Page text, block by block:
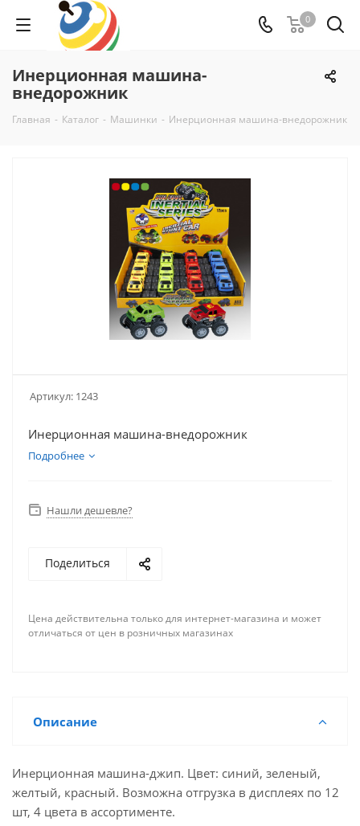
0
Инерционная машина-
внедорожник
Главная - Каталог - Машинки - Инерционная машина-внедорожник
Артикул: 1243
Инерционная машина-внедорожник
Подробнее
Нашли дешевле?
Поделиться
Цена действительна только для интернет-магазина и может
отличаться от цен в розничных магазинах
Описание
Инерционная машина-джип. Цвет: синий, зеленый,
желтый, красный. Возможна отгрузка в дисплеях по 12
шт, 4 цвета в ассортименте.